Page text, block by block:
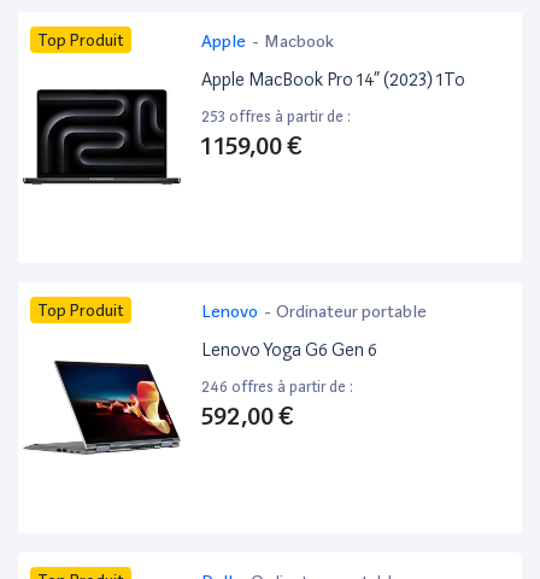
Top Produit Apple - Macbook
Apple MacBook Pro 14” (2023) 1To
253 offres à partir de :
1 159,00 €
Top Produit Lenovo - Ordinateur portable
Lenovo Yoga G6 Gen 6
246 offres à partir de :
592,00 €